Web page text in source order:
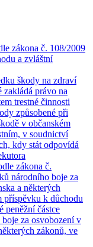
zákona č. 108/2009
a zvláštní
škody na zdraví
zakládá právo na
trestné činnosti
způsobené při
v občanském
v soudnictví
kdy stát odpovídá
zákona č.
národního boje za
a některých
příspěvku k důchodu
peněžní částce
za osvobození v
zákonů, ve